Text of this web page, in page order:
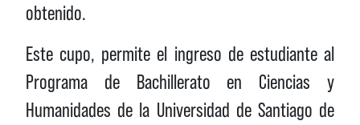
obtenido.
Este cupo, permite el ingreso de estudiante al
Programa de Bachillerato en Ciencias y
Humanidades de la Universidad de Santiago de